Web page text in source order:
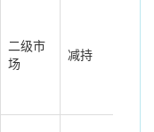
二级市
场
减持